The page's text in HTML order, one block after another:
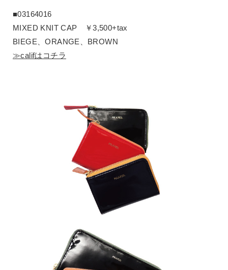
■03164016
MIXED KNIT CAP ￥3,500+tax
BIEGE、ORANGE、BROWN
≫califはコチラ